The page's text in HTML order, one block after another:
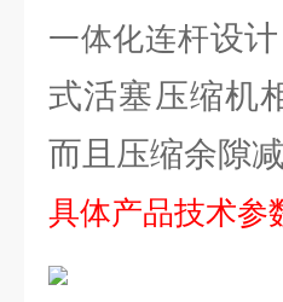
一体化连杆设
式活塞压缩机
而且压缩余隙
具体产品技术参